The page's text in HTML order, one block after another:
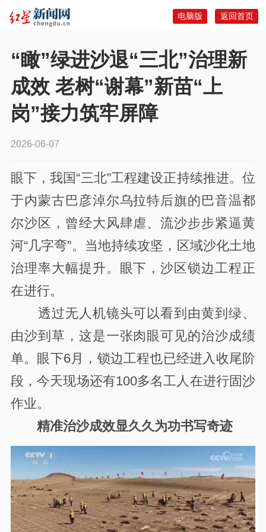
返回首页
电脑版
“瞰”绿进沙退“三北”治理新
成效 老树“谢幕”新苗“上
岗”接力筑牢屏障
2026-06-07
眼下，我国“三北”工程建设正持续推进。位
于内蒙古巴彦淖尔乌拉特后旗的巴音温都
尔沙区，曾经大风肆虐、流沙步步紧逼黄
河“几字弯”。当地持续攻坚，区域沙化土地
治理率大幅提升。眼下，沙区锁边工程正
在进行。
透过无人机镜头可以看到由黄到绿、
由沙到草，这是一张肉眼可见的治沙成绩
单。眼下6月，锁边工程也已经进入收尾阶
段，今天现场还有100多名工人在进行固沙
作业。
精准治沙成效显久久为功书写奇迹